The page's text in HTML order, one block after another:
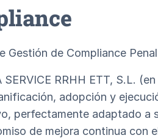
Gestión de Compliance
SERVICE RRHH ETT, S.L.
adopción y
perfectamente adaptado a
de mejora continua con